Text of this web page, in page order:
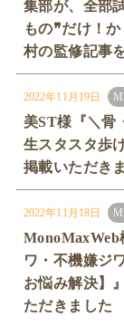
集部が、全部
もの❞だけ！
村の監修記事
2022年11月19日
美ST様『＼骨
生スタスタ歩
掲載いただき
2022年11月18日
MonoMaxWeb
ワ・不機嫌ジ
お悩み解決】
ただきました